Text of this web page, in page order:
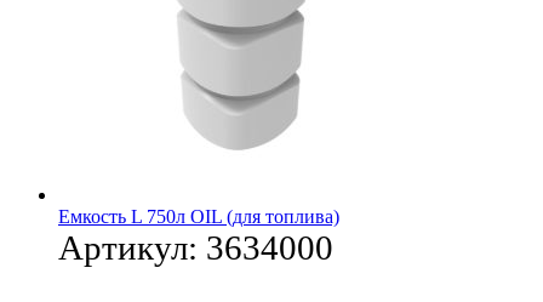
Емкость L 750л OIL (для топлива)
Артикул: 3634000